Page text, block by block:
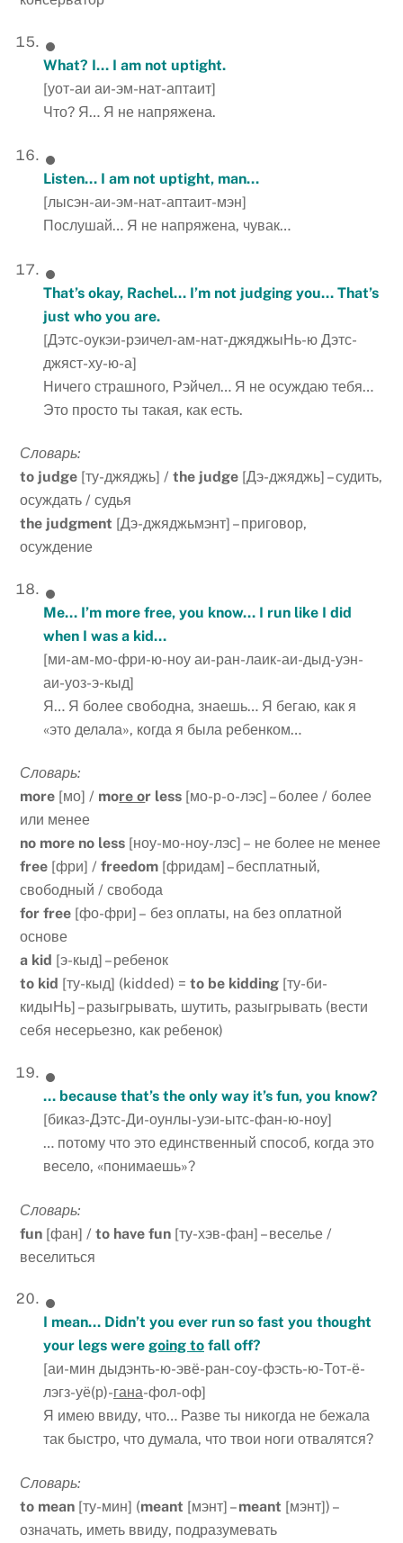
What? I… I am not uptight.
[уот-аи аи-эм-нат-аптаит]
Что? Я… Я не напряжена.
Listen… I am not uptight, man…
[лысэн-аи-эм-нат-аптаит-мэн]
Послушай… Я не напряжена, чувак…
That’s okay, Rachel… I’m not judging you… That’s
just who you are.
[Дэтс-оукэи-рэичел-ам-нат-джяджыНь-ю Дэтс-
джяст-ху-ю-а]
Ничего страшного, Рэйчел… Я не осуждаю тебя…
Это просто ты такая, как есть.
Словарь:
to judge [ту-джяджь] /the judge [Дэ-джяджь] – судить,
осуждать / судья
the judgment [Дэ-джяджьмэнт] – приговор,
осуждение
Me… I’m more free, you know… I run like I did
when I was a kid…
[ми-ам-мо-фри-ю-ноу аи-ран-лаик-аи-дыд-уэн-
аи-уоз-э-кыд]
Я… Я более свободна, знаешь… Я бегаю, как я
«это делала», когда я была ребенком…
Словарь:
more [мо] / more or less [мо-р-о-лэс] – более / более
или менее
no more no less [ноу-мо-ноу-лэс] – не более не менее
free [фри] /freedom [фридам] – бесплатный,
свободный / свобода
for free [фо-фри] – без оплаты, на без оплатной
основе
a kid [э-кыд] – ребенок
to kid [ту-кыд] (kidded) =to be kidding [ту-би-
кидыНь] – разыгрывать, шутить, разыгрывать (вести
себя несерьезно, как ребенок)
… because that’s the only way it’s fun, you know?
[биказ-Дэтс-Ди-оунлы-уэи-ытс-фан-ю-ноу]
… потому что это единственный способ, когда это
весело, «понимаешь»?
Словарь:
fun [фан] /to have fun [ту-хэв-фан] – веселье /
веселиться
I mean… Didn’t you ever run so fast you thought
your legs were going to fall off?
[аи-мин дыдэнть-ю-эвё-ран-соу-фэсть-ю-Тот-ё-
лэгз-уё(р)-гана-фол-оф]
Я имею ввиду, что… Разве ты никогда не бежала
так быстро, что думала, что твои ноги отвалятся?
Словарь:
to mean [ту-мин] (meant [мэнт] –meant [мэнт]) –
означать, иметь ввиду, подразумевать